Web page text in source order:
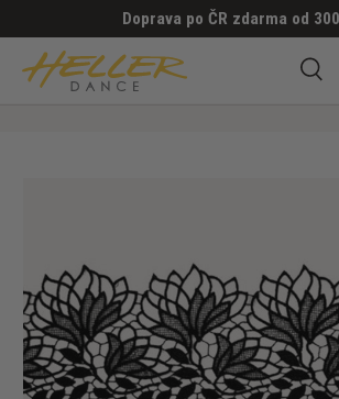
PŘESKOČIT NA OBSAH
Doprava po ČR zdarma od